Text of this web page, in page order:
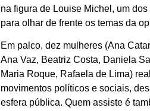
na figura de Louise Michel, um
para olhar de frente os temas da
Em palco, dez mulheres (Ana
Ana Vaz, Beatriz Costa, Daniela
Maria Roque, Rafaela de Lima)
movimentos políticos e sociais,
esfera pública. Quem assiste é